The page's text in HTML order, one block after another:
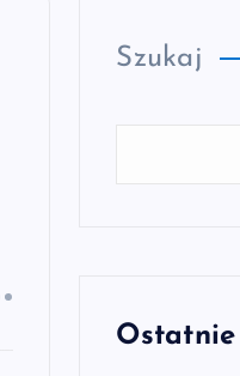
Szukaj